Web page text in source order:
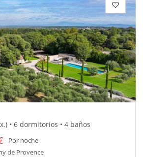
• 6 dormitorios • 4 baños
Por noche
de Provence